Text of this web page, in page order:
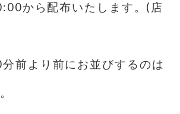
から配布いたします。(店
前より前にお並びするのは